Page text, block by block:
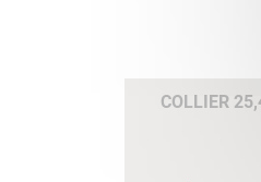
COLLIER